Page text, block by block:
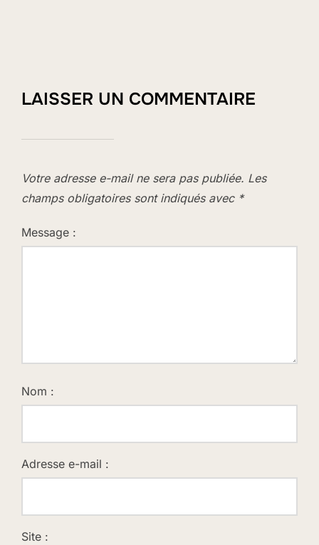
LAISSER UN COMMENTAIRE
Votre adresse e-mail ne sera pas publiée. Les
champs obligatoires sont indiqués avec *
Message :
Nom :
Adresse e-mail :
Site :